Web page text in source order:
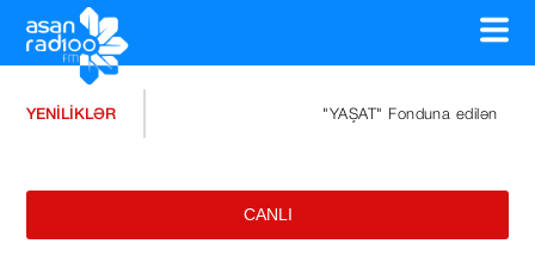
YENİLİKLƏR "YAŞAT" Fonduna edilən ianələrin
CANLI